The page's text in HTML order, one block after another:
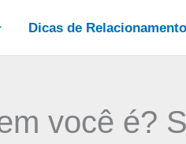
Dicas de Relacionamento
você é?